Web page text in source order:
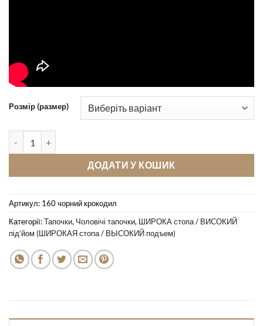
Розмір (размер)
ДОДАТИ У КОШИК
Артикул: 160 чорний крокодил
Категорії:Тапочки, Чоловічі тапочки, ШИРОКА стопа / ВИСОКИЙ
під’йом (ШИРОКАЯ стопа / ВЫСОКИЙ подъем)